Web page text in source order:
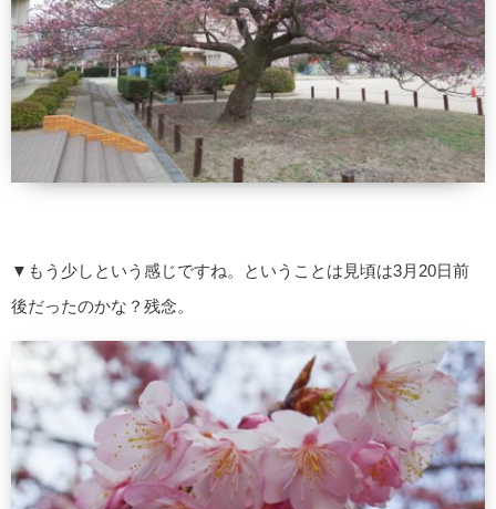
▼もう少しという感じですね。ということは見頃は3月20日前
後だったのかな？残念。